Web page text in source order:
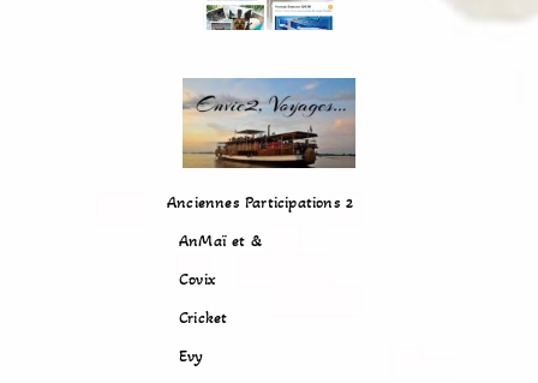
Anciennes Participations 2
AnMaï et &
Covix
Cricket
Evy